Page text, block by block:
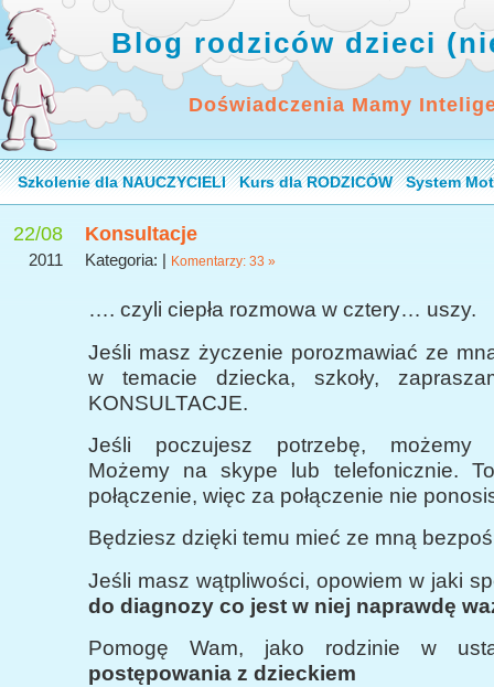
Blog rodziców dzieci
Doświadczenia Mamy
Szkolenie dla NAUCZYCIELI Kurs dla RODZICÓW System
22/08
2011
Konsultacje
Kategoria: | Komentarzy: 33 »
…. czyli ciepła rozmowa w cztery… uszy.
Jeśli masz życzenie porozmawiać ze
w temacie dziecka, szkoły,
KONSULTACJE.
Jeśli poczujesz potrzebę, możemy
Możemy na skype lub telefonicznie.
połączenie, więc za połączenie nie
Będziesz dzięki temu mieć ze mną
Jeśli masz wątpliwości, opowiem w jaki
do diagnozy co jest w niej naprawdę
Pomogę Wam, jako rodzinie w
postępowania z dzieckiem